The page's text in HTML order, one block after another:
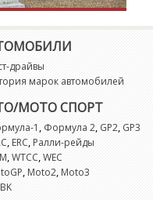
драйвы
марок автомобилей
МОТО СПОРТ
1 , Формула 2, GP2, GP3
,ERC,Ралли-рейды
,WTCC,WEC
,Moto2,Moto3